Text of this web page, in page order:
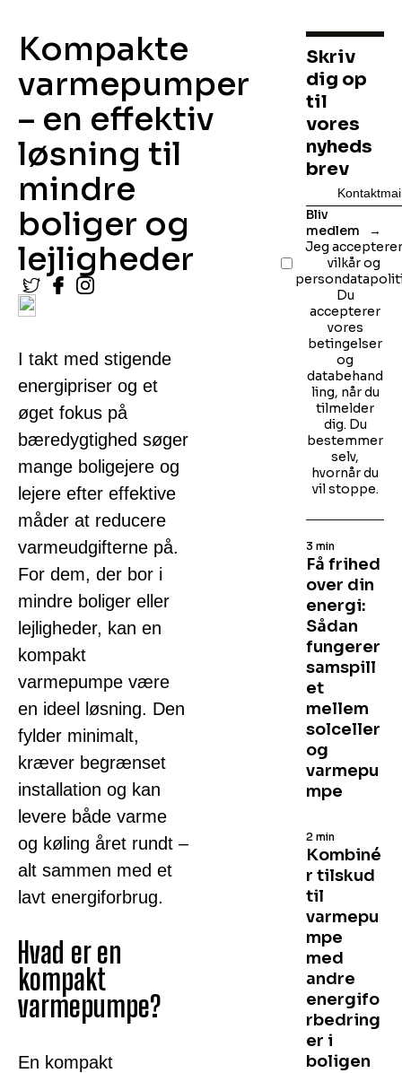
Kompakte
varmepumper
– en effektiv
løsning til
mindre
boliger og
lejligheder
I takt med stigende
energipriser og et
øget fokus på
bæredygtighed søger
mange boligejere og
lejere efter effektive
måder at reducere
varmeudgifterne på.
For dem, der bor i
mindre boliger eller
lejligheder, kan en
kompakt
varmepumpe være
en ideel løsning. Den
fylder minimalt,
kræver begrænset
installation og kan
levere både varme
og køling året rundt –
alt sammen med et
lavt energiforbrug.
Hvad er en
kompakt
varmepumpe?
En kompakt
Skriv
dig op
til
vores
nyheds
brev
Bliv
medlem
Jeg
vilkår og
Du
accepterer
vores
betingelser
og
databehand
ling, når du
tilmelder
dig. Du
bestemmer
selv,
hvornår du
vil stoppe.
Få frihed
over din
energi:
Sådan
fungerer
samspill
et
mellem
solceller
og
varmepu
mpe
3 min
Kombiné
r tilskud
til
varmepu
mpe
med
andre
energifo
rbedring
er i
boligen
2 min